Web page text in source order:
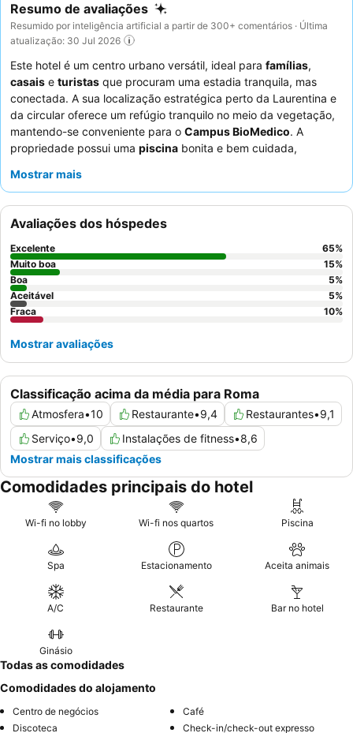
Resumo de avaliações
Resumido por inteligência artificial a partir de 300+ comentários · Última
atualização: 30 Jul 2026
Este hotel é um centro urbano versátil, ideal para famílias,
casais e turistas que procuram uma estadia tranquila, mas
conectada. A sua localização estratégica perto da Laurentina e
da circular oferece um refúgio tranquilo no meio da vegetação,
mantendo-se conveniente para o Campus BioMedico. A
propriedade possui uma piscina bonita e bem cuidada,
Os hóspedes elogiam consistentemente o excecional
tradicionais romanos, servida no restaurante. Para uma estadia
mais tranquila, considere solicitar um quarto virado para o
jardim.
Mostrar mais
Classificação acima da média para Roma
Atmosfera•10 Restaurante•9,4 Restaurantes•9,1
Serviço•9,0 Instalações de fitness•8,6
Mostrar mais classificações
Avaliações dos hóspedes
Excelente 65%
Muito boa
15%
Boa
5%
Aceitável
5%
Fraca
10%
Mostrar avaliações
Comodidades principais do hotel
Wi-fi no lobby Wi-fi nos quartos Piscina
Spa Estacionamento Aceita animais
A/C Restaurante Bar no hotel
Ginásio
Todas as comodidades
Comodidades do alojamento
Centro de negócios
Café
Discoteca
Check-in/check-out expresso